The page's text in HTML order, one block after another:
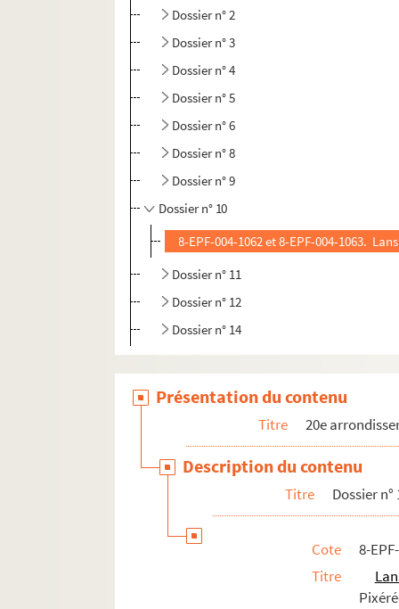
Dossier n° 2
Dossier n° 3
Dossier n° 4
Dossier n° 5
Dossier n° 6
Dossier n° 8
Dossier n° 9
Dossier n° 10
8-EPF-004-1062 et 8-EPF-004-1063.
Dossier n° 11
Dossier n° 12
Dossier n° 14
Présentation du contenu
Titre 20e
Description du contenu
Titre Dossier n°
Cote
8-
Titre